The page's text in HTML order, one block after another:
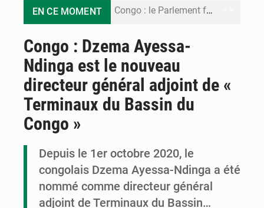
EN CE MOMENT Congo : le Parlement formule 28 recommandations sur le Cadre budgétaire 2027-2029
Congo-RDC : Brazzaville et Kinshasa renforcent leur coopération en faveur de la jeunesse
Congo : Dzema Ayessa-
Ndinga est le nouveau
directeur général adjoint de «
Terminaux du Bassin du
Congo »
Depuis le 1er octobre 2020, le
congolais Dzema Ayessa-Ndinga a été
nommé comme directeur général
adjoint de Terminaux du Bassin…